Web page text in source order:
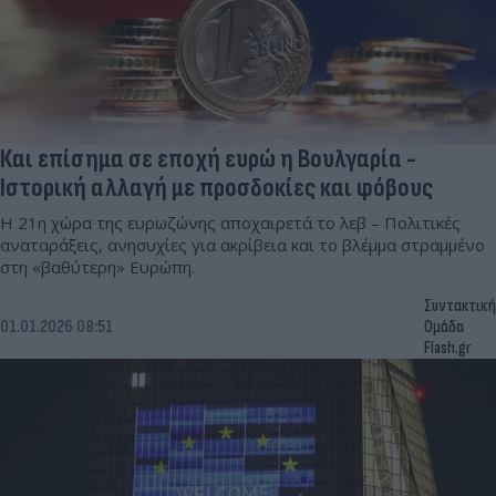
Και επίσημα σε εποχή ευρώ η Βουλγαρία -
Ιστορική αλλαγή με προσδοκίες και φόβους
Η 21η χώρα της ευρωζώνης αποχαιρετά το λεβ – Πολιτικές
αναταράξεις, ανησυχίες για ακρίβεια και το βλέμμα στραμμένο
στη «βαθύτερη» Ευρώπη.
01.01.2026 08:51
Συντακτική
Ομάδα
Flash.gr